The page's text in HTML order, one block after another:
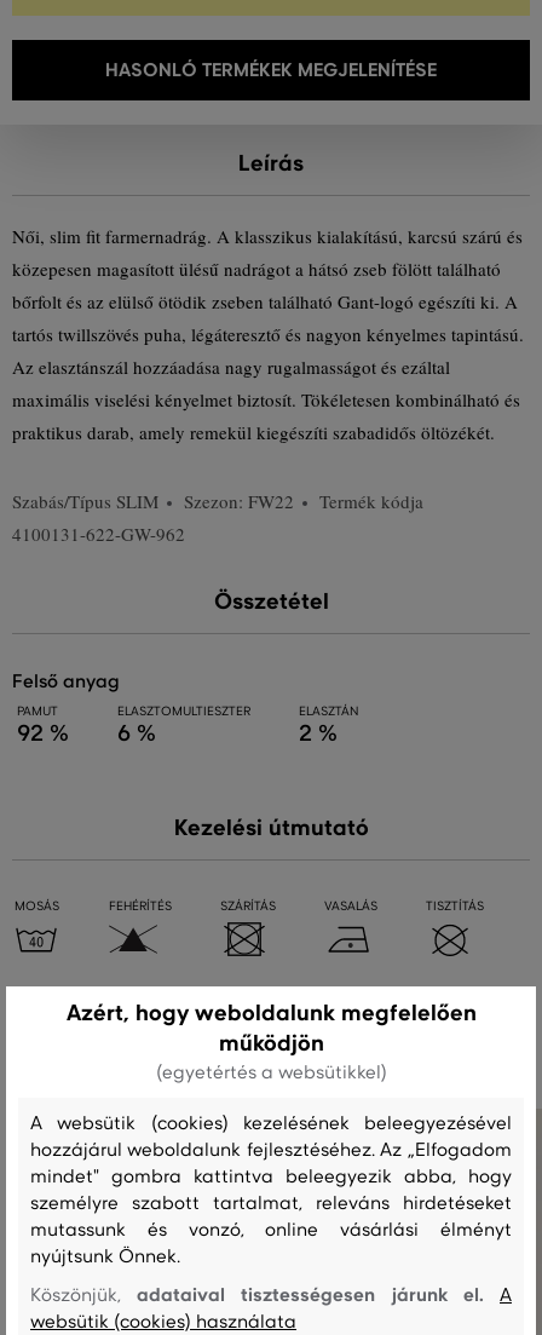
HASONLÓ TERMÉKEK MEGJELENÍTÉSE
Leírás
Női, slim fit farmernadrág. A klasszikus kialakítású, karcsú szárú és
közepesen magasított ülésű nadrágot a hátsó zseb fölött található
bőrfolt és az elülső ötödik zseben található Gant-logó egészíti ki. A
tartós twillszövés puha, légáteresztő és nagyon kényelmes tapintású.
Az elasztánszál hozzáadása nagy rugalmasságot és ezáltal
maximális viselési kényelmet biztosít. Tökéletesen kombinálható és
praktikus darab, amely remekül kiegészíti szabadidős öltözékét.
Szabás/Típus SLIM Szezon: FW22
Termék kódja
4100131-622-GW-962
Összetétel
felső anyag
PAMUT
92 %
ELASZTOMULTIESZTER
6 %
ELASZTÁN
2 %
Kezelési útmutató
MOSÁS FEHÉRÍTÉS SZÁRÍTÁS VASALÁS TISZTÍTÁS
Ajánlott termékek
Azért, hogy weboldalunk megfelelően
működjön
(egyetértés a websütikkel)
A websütik (cookies) kezelésének beleegyezésével
hozzájárul weboldalunk fejlesztéséhez. Az „Elfogadom
mindet" gombra kattintva beleegyezik abba, hogy
személyre szabott tartalmat, releváns hirdetéseket
mutassunk és vonzó, online vásárlási élményt
nyújtsunk Önnek.
Köszönjük,adataival tisztességesen járunk el.A
websütik (cookies) használata